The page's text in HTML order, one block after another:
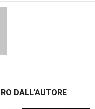
DALL'AUTORE